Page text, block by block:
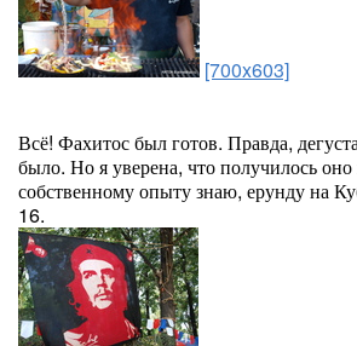
[700x603]
Всё! Фахитос был готов. Правда,
было. Но я уверена, что получилось
собственному опыту знаю, ерунду на
16.